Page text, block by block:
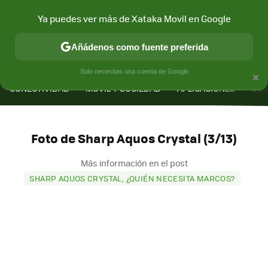
CONECTIVIDAD MÓVIL Y SOCIEDAD APLICACIONES
Foto de Sharp Aquos Crystal (3/13)
Más información en el post
SHARP AQUOS CRYSTAL, ¿QUIÉN NECESITA MARCOS?
×
Ya puedes ver más de Xataka Movil en Google
Añádenos como fuente preferida
Solo necesitas una cuenta de Google